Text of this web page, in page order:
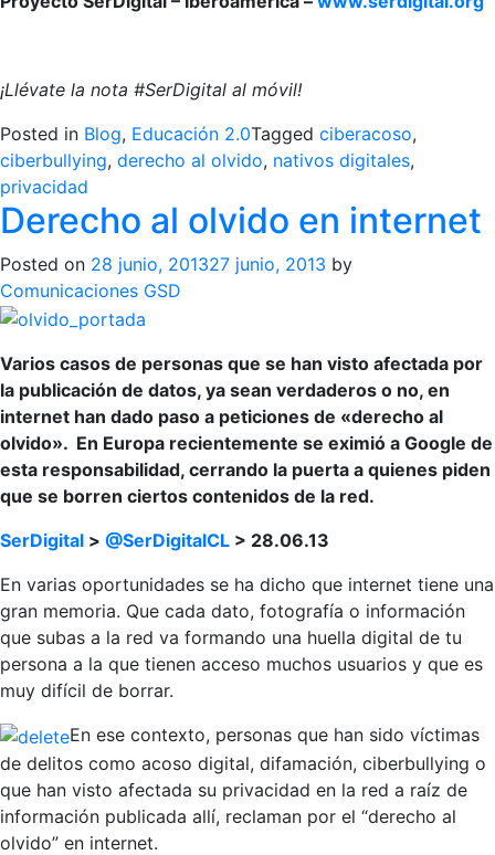
¡Llévate la nota #SerDigital al móvil!
Posted in Blog, Educación 2.0Tagged ciberacoso,
ciberbullying, derecho al olvido, nativos digitales,
privacidad
Derecho al olvido en internet
Posted on 28 junio, 201327 junio, 2013 by
Comunicaciones GSD
Varios casos de personas que se han visto afectada por
la publicación de datos, ya sean verdaderos o no, en
internet han dado paso a peticiones de «derecho al
olvido». En Europa recientemente se eximió a Google de
esta responsabilidad, cerrando la puerta a quienes piden
que se borren ciertos contenidos de la red.
SerDigital > @SerDigitalCL > 28.06.13
En varias oportunidades se ha dicho que internet tiene una
gran memoria. Que cada dato, fotografía o información
que subas a la red va formando una huella digital de tu
persona a la que tienen acceso muchos usuarios y que es
muy difícil de borrar.
En ese contexto, personas que han sido víctimas
de delitos como acoso digital, difamación, ciberbullying o
que han visto afectada su privacidad en la red a raíz de
información publicada allí, reclaman por el “derecho al
olvido” en internet.